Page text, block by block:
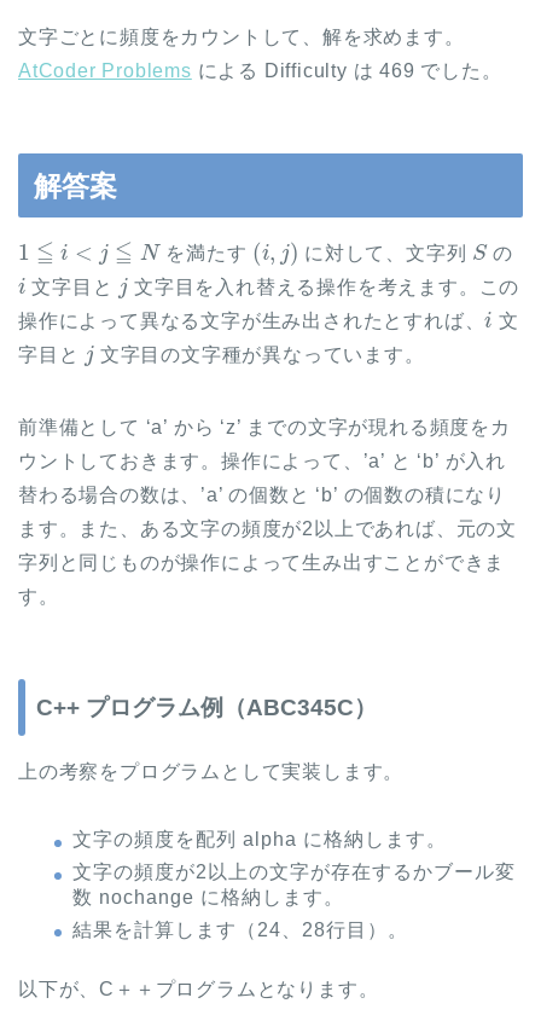
文字ごとに頻度をカウントして、解を求めます。
AtCoder Problems による Difficulty は 469 でした。
解答案
1 ≦i <j
を満たす
( i, )
に対して、文字列
S
の
i
文字目と
j
文字目を入れ替える操作を考えます。この
操作によって異なる文字が生み出されたとすれば、
i
文
字目と
j
文字目の文字種が異なっています。
前準備として ‘a’ から ‘z’ までの文字が現れる頻度をカ
ウントしておきます。操作によって、’a’ と ‘b’ が入れ
替わる場合の数は、’a’ の個数と ‘b’ の個数の積になり
ます。また、ある文字の頻度が2以上であれば、元の文
字列と同じものが操作によって生み出すことができま
す。
C++ プログラム例（ABC345C）
上の考察をプログラムとして実装します。
文字の頻度を配列 alpha に格納します。
文字の頻度が2以上の文字が存在するかブール変
数 nochange に格納します。
結果を計算します（24、28行目）。
以下が、C＋＋プログラムとなります。